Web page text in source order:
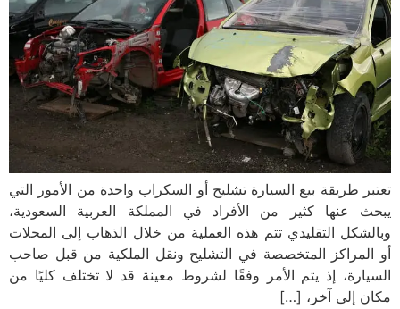
تعتبر طريقة بيع السيارة تشليح أو السكراب واحدة من الأمور التي
يبحث عنها كثير من الأفراد في المملكة العربية السعودية،
وبالشكل التقليدي تتم هذه العملية من خلال الذهاب إلى المحلات
أو المراكز المتخصصة في التشليح ونقل الملكية من قبل صاحب
السيارة، إذ يتم الأمر وفقًا لشروط معينة قد لا تختلف كليًا من
مكان إلى آخر، […]